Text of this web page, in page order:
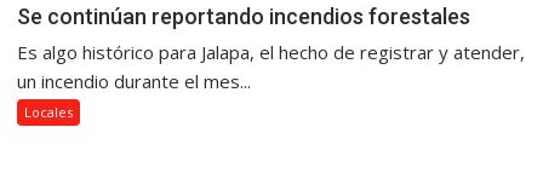
Se continúan reportando incendios forestales
Es algo histórico para Jalapa, el hecho de registrar y atender,
un incendio durante el mes...
Locales